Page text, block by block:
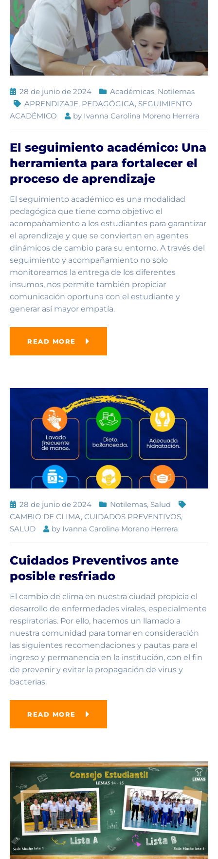
28 de junio de 2024 Académicas, Notilemas
APRENDIZAJE, PEDAGÓGICA, SEGUIMIENTO
ACADÉMICO
by Ivanna Carolina Moreno Herrera
El seguimiento académico: Una
herramienta para fortalecer el
proceso de aprendizaje
El seguimiento académico es una modalidad
pedagógica que tiene como objetivo el
acompañamiento a los estudiantes para garantizar
el aprendizaje y que se conviertan en agentes
dinámicos de cambio para su entorno. A través del
seguimiento y acompañamiento no solo
monitoreamos la entrega de los diferentes
insumos, nos permite también propiciar
comunicación oportuna con el estudiante y
generar así mayor empatía.
READ MORE
28 de junio de 2024 Notilemas, Salud
CAMBIO DE CLIMA, CUIDADOS PREVENTIVOS,
SALUD
by Ivanna Carolina Moreno Herrera
Cuidados Preventivos ante
posible resfriado
El cambio de clima en nuestra ciudad propicia el
desarrollo de enfermedades virales, especialmente
respiratorias. Por ello, hacemos un llamado a
nuestra comunidad para tomar en consideración
las siguientes recomendaciones y pautas para el
ingreso y permanencia en la institución, con el fin
de prevenir y evitar la propagación de virus y
bacterias.
READ MORE